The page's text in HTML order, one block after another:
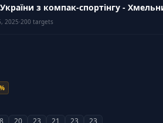
з компак-спортінгу -
2025·200 targets
20 23 21 23 23